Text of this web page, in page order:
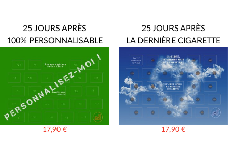
25 JOURS APRÈS
100% PERSONNALISABLE
17,90€
25 JOURS APRÈS
LA DERNIÈRE CIGARETTE
17,90 €